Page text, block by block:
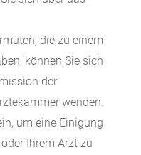
die zu einem
können Sie sich
der
wenden.
um eine Einigung
Ihrem Arzt zu